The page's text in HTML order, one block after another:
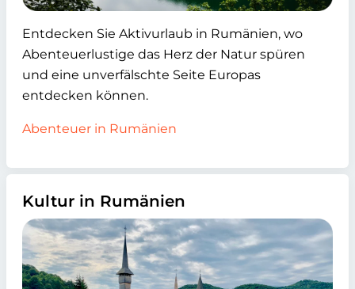
Entdecken Sie Aktivurlaub in Rumänien, wo
Abenteuerlustige das Herz der Natur spüren
und eine unverfälschte Seite Europas
entdecken können.
Abenteuer in Rumänien
Kultur in Rumänien